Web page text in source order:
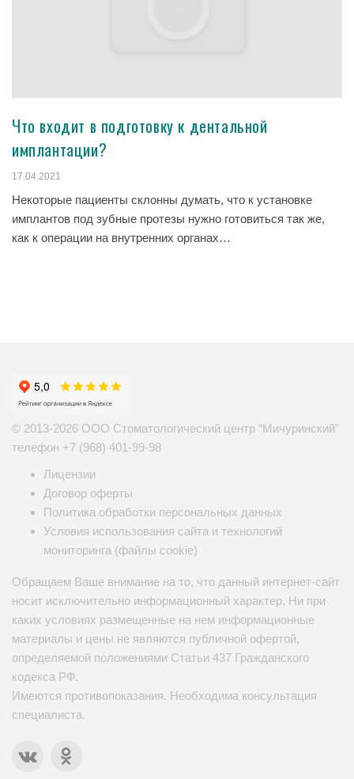
Что входит в подготовку к дентальной
имплантации?
17.04.2021
Некоторые пациенты склонны думать, что к установке
имплантов под зубные протезы нужно готовиться так же,
как к операции на внутренних органах…
© 2013-2026 ООО Стоматологический центр “Мичуринский”
телефон +7 (968) 401-99-98
Лицензии
Договор оферты
Политика обработки персональных данных
Условия использования сайта и технологий
мониторинга (файлы cookie)
Обращаем Ваше внимание на то, что данный интернет-сайт
носит исключительно информационный характер. Ни при
каких условиях размещенные на нем информационные
материалы и цены не являются публичной офертой,
определяемой положениями Статьи 437 Гражданского
кодекса РФ.
Имеются противопоказания. Необходима консультация
специалиста.